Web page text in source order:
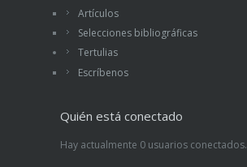
Artículos
Selecciones bibliográficas
Tertulias
Escríbenos
Quién está conectado
Hay actualmente 0 usuarios conectados.